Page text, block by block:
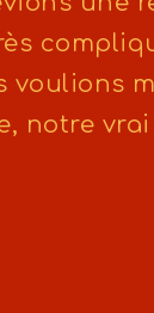
voulions
notre vrai